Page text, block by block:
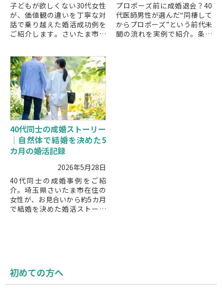
子どもが欲しくない30代女性
が、価値観の違いを丁寧な対
話で乗り越えた婚活成功例を
ご紹介します。さいたま市の
して、安心して読める実例で
す。
プロポーズ前に成婚退会？40
代医師男性が選んだ“同棲して
からプロポーズ”という前代未
聞の流れを実例で紹介。条件
40代同士の成婚ストーリー
｜自然体で結婚を決めた5
カ月の婚活記録
2026年5月28日
40代同士の成婚事例をご紹
介。埼玉県さいたま市在住の
女性が、お見合いから約5カ月
で結婚を決めた婚活ストーリ
初めての方へ